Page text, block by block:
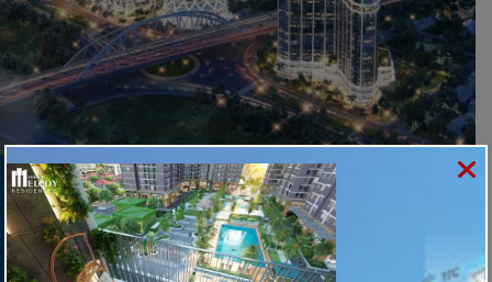
ĐĂNG KÝ NHẬN THÔNG TIN
Vui lòng nhập thông tin của bạn để nhận thông
tin Giá và Giỏ Hàng độc quyền từ chúng tôi